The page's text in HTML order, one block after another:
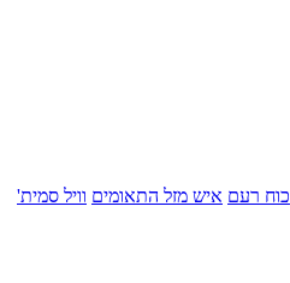
כוח רעם איש מזל התאומים וויל סמית'